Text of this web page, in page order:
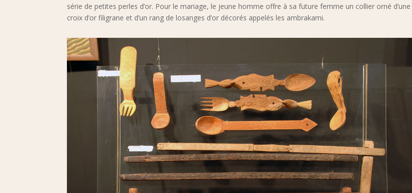
série de petites perles d’or. Pour le mariage, le jeune homme offre à sa future femme un collier orné d’une
croix d’or filigrane et d’un rang de losanges d’or décorés appelés les ambrakami.